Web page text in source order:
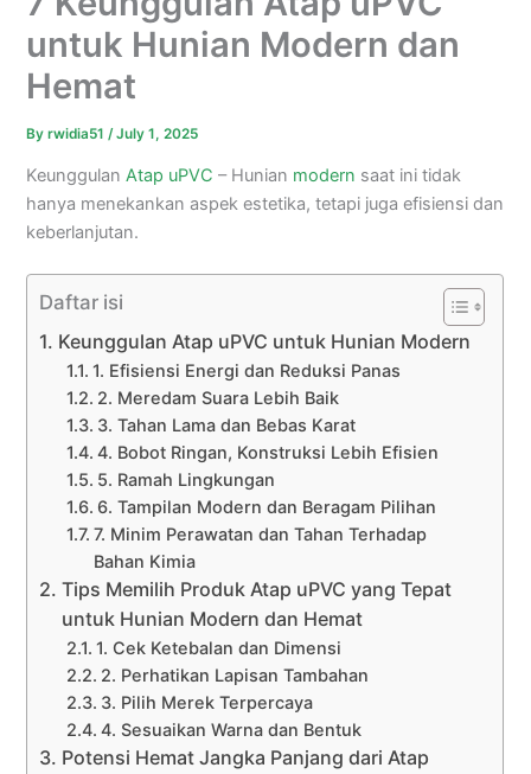
untuk Hunian Modern dan
Hemat
Byrwidia51 /July 1, 2025
KeunggulanAtap uPVC – Hunian modern saat ini tidak
hanya menekankan aspek estetika, tetapi juga efisiensi dan
keberlanjutan.
Daftar isi
Keunggulan Atap uPVC untuk Hunian Modern
1. Efisiensi Energi dan Reduksi Panas
2. Meredam Suara Lebih Baik
3. Tahan Lama dan Bebas Karat
4. Bobot Ringan, Konstruksi Lebih Efisien
5. Ramah Lingkungan
6. Tampilan Modern dan Beragam Pilihan
7. Minim Perawatan dan Tahan Terhadap
Bahan Kimia
Tips Memilih Produk Atap uPVC yang Tepat
untuk Hunian Modern dan Hemat
1. Cek Ketebalan dan Dimensi
2. Perhatikan Lapisan Tambahan
3. Pilih Merek Terpercaya
4. Sesuaikan Warna dan Bentuk
Potensi Hemat Jangka Panjang dari Atap